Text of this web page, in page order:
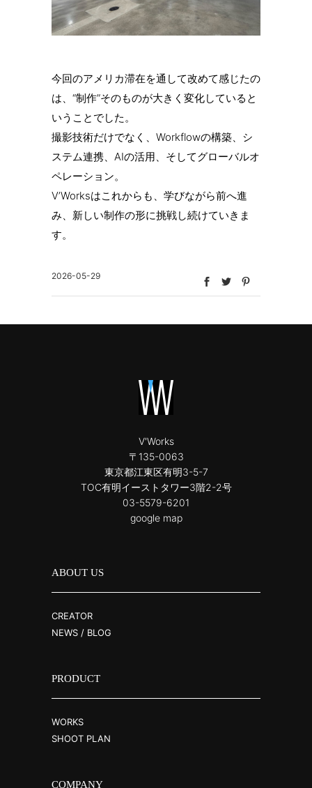
今回のアメリカ滞在を通して改めて感じたの
は、“制作”そのものが大きく変化していると
いうことでした。
撮影技術だけでなく、Workflowの構築、シ
ステム連携、AIの活用、そしてグローバルオ
ペレーション。
V’Worksはこれからも、学びながら前へ進
み、新しい制作の形に挑戦し続けていきま
す。
2026-05-29
V'Works
〒135-0063
東京都江東区有明3-5-7
TOC有明イーストタワー3階2-2号
03-5579-6201
google map
ABOUT US
CREATOR
NEWS / BLOG
PRODUCT
WORKS
SHOOT PLAN
COMPANY